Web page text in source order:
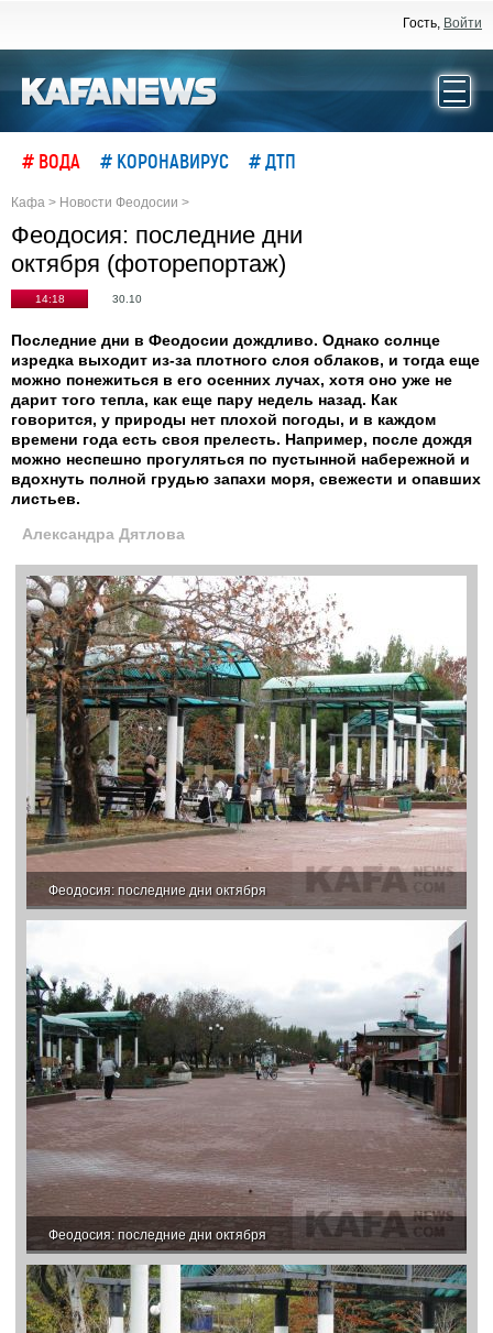
Гость, Войти
# ВОДА # КОРОНАВИРУС # ДТП
Кафа > Новости Феодосии >
Феодосия: последние дни
октября (фоторепортаж)
14:18 30.10
Последние дни в Феодосии дождливо. Однако солнце
изредка выходит из-за плотного слоя облаков, и тогда еще
можно понежиться в его осенних лучах, хотя оно уже не
дарит того тепла, как еще пару недель назад. Как
говорится, у природы нет плохой погоды, и в каждом
времени года есть своя прелесть. Например, после дождя
можно неспешно прогуляться по пустынной набережной и
вдохнуть полной грудью запахи моря, свежести и опавших
листьев.
Александра Дятлова
Феодосия: последние дни октября
Феодосия: последние дни октября